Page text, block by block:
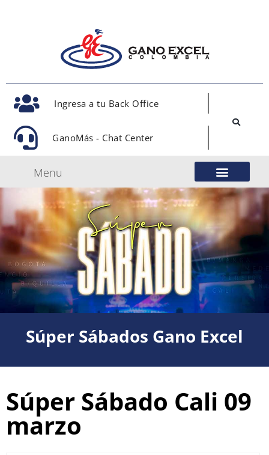
Ingresa a tu Back Office
GanoMás - Chat Center
Menu
Súper Sábados Gano Excel
Súper Sábado Cali 09
marzo